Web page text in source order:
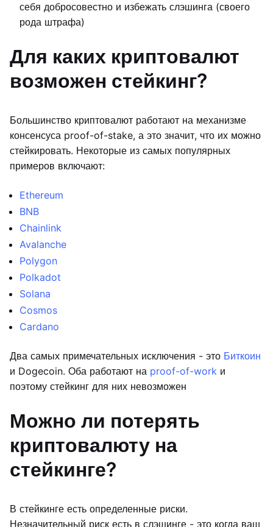
себя добросовестно и избежать слэшинга (своего
рода штрафа)
Для каких криптовалют
возможен стейкинг?
Большинство криптовалют работают на механизме
консенсуса proof-of-stake, а это значит, что их можно
стейкировать. Некоторые из самых популярных
примеров включают:
Ethereum
BNB
Chainlink
Avalanche
Polygon
Polkadot
Solana
Cosmos
Cardano
Два самых примечательных исключения - это Биткоин
и Dogecoin. Оба работают на proof-of-work и
поэтому стейкинг для них невозможен
Можно ли потерять
криптовалюту на
стейкинге?
В стейкинге есть определенные риски.
Незначительный риск есть в слэшинге - это когда ваш